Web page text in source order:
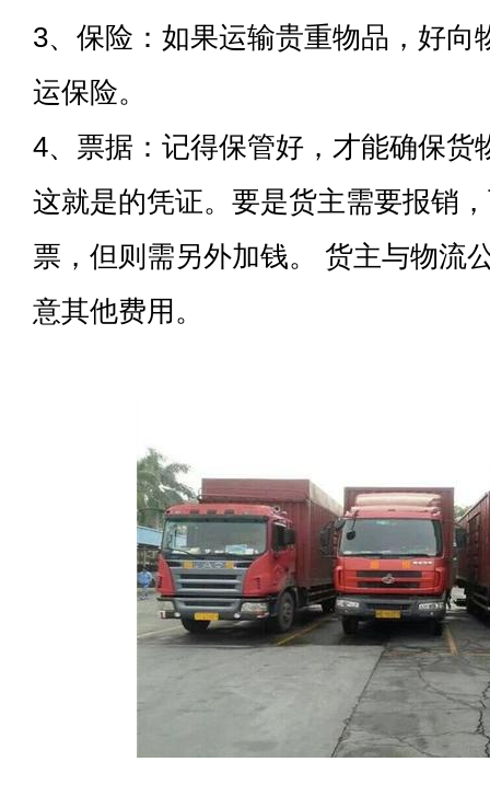
3、保险：如果运输贵重物品，好向
运保险。
4、票据：记得保管好，才能确保货
这就是的凭证。要是货主需要报销
票，但则需另外加钱。 货主与物流
意其他费用。